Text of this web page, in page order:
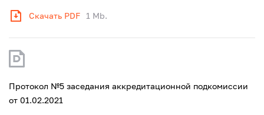
Скачать PDF 1 Mb.
Протокол №5 заседания аккредитационной подкомиссии
от 01.02.2021